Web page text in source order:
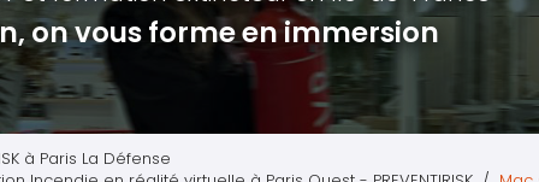
en réalité augmentée
on vous forme en immersion
à Paris La Défense